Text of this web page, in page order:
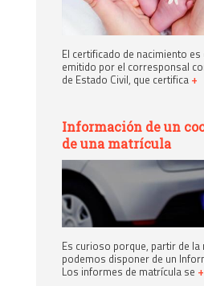
El certificado de nacimiento
emitido por el corresponsal
de Estado Civil, que certifica +
Información de un
de una matrícula
Es curioso porque, partir de la
podemos disponer de un
Los informes de matrícula se +